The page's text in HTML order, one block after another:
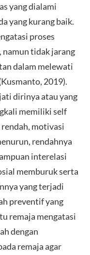
yang dialami
yang kurang baik.
proses
namun tidak jarang
dalam melewati
2019).
dirinya atau yang
memiliki self
rendah, motivasi
rendahnya
interelasi
memburuk serta
yang terjadi
preventif yang
remaja mengatasi
dengan
remaja agar